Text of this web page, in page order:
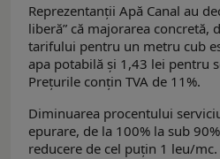
Reprezentanții Apă Canal au
liberă” că majorarea concretă,
tarifului pentru un metru cub
apa potabilă și 1,43 lei pentru
Prețurile conțin TVA de 11%.
Diminuarea procentului
epurare, de la 100% la sub
reducere de cel puțin 1 leu/mc.